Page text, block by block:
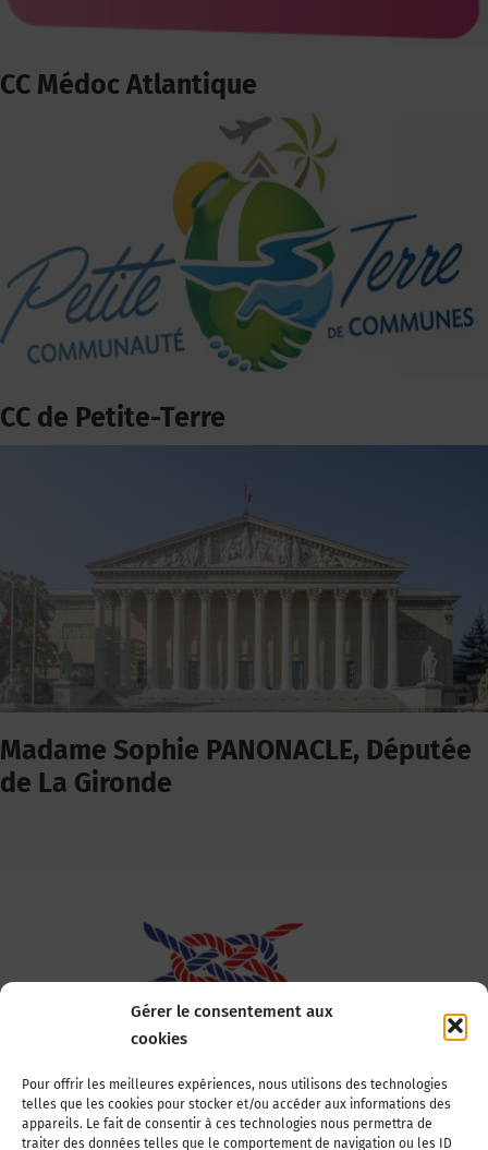
Gérer le consentement aux
cookies
Pour offrir les meilleures expériences, nous utilisons des technologies
telles que les cookies pour stocker et/ou accéder aux informations des
appareils. Le fait de consentir à ces technologies nous permettra de
traiter des données telles que le comportement de navigation ou les ID
CC Médoc Atlantique
CC de Petite-Terre
Madame Sophie PANONACLE, Députée
de La Gironde
Association Nationale des Elus des Littoraux
22, boulevard de la Tour-Maubourg
75007 Paris